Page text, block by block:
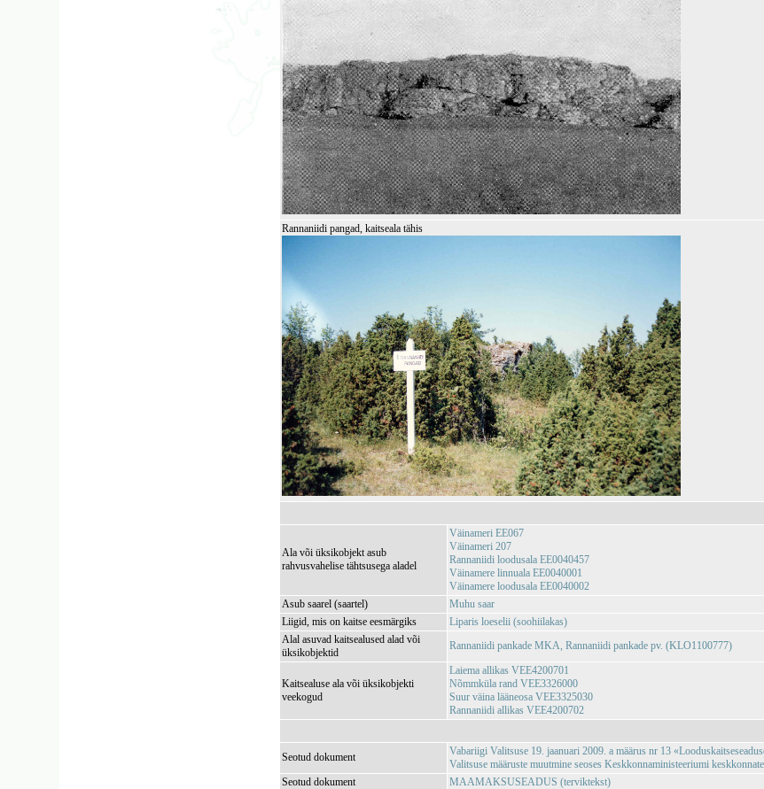
Rannaniidi pangad, kaitseala tähis
Ala või üksikobjekt asub
rahvusvahelise tähtsusega aladel
Väinameri EE067
Väinameri 207
Rannaniidi loodusala EE0040457
Väinamere linnuala EE0040001
Väinamere loodusala EE0040002
Asub saarel (saartel)
Muhu saar
Liigid, mis on kaitse eesmärgiks
Liparis loeselii (soohiilakas)
Alal asuvad kaitsealused alad või
üksikobjektid
Rannaniidi pankade MKA, Rannaniidi pankade pv. (KLO1100777)
Kaitsealuse ala või üksikobjekti
veekogud
Laiema allikas VEE4200701
Nõmmküla rand VEE3326000
Suur väina lääneosa VEE3325030
Rannaniidi allikas VEE4200702
Seotud dokument
Vabariigi Valitsuse 19. jaanuari 2009. a määrus nr 13
Valitsuse määruste muutmine seoses Keskkonnaministeeriumi
Seotud dokument
MAAMAKSUSEADUS (terviktekst)